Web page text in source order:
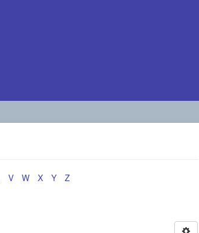
V W X Y Z